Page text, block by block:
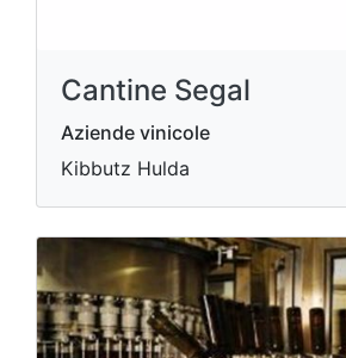
Cantine Segal
Aziende vinicole
Kibbutz Hulda